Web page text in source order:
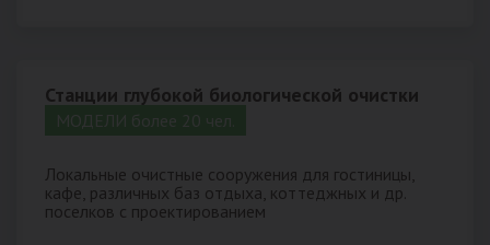
Станции глубокой биологической очистки
Локальные очистные сооружения для гостиницы,
кафе, различных баз отдыха, коттеджных и др.
поселков с проектированием